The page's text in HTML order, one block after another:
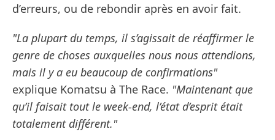
d’erreurs, ou de rebondir après en avoir fait.
"La plupart du temps, il s’agissait de réaffirmer le
genre de choses auxquelles nous nous attendions,
mais il y a eu beaucoup de confirmations"
explique Komatsu à The Race. "Maintenant que
qu’il faisait tout le week-end, l’état d’esprit était
totalement différent."